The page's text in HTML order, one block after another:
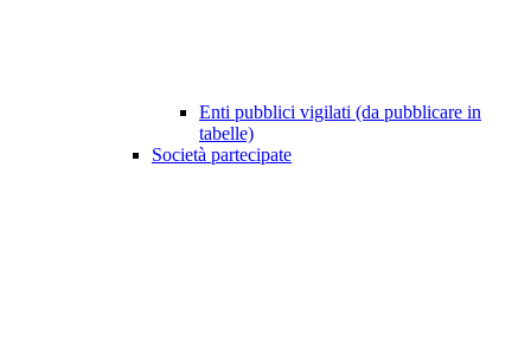
Enti pubblici vigilati (da pubblicare in
tabelle)
Società partecipate